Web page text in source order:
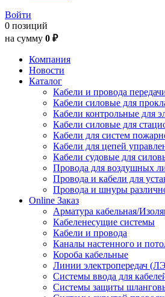
Войти
0 позиций
на сумму 0 ₽
Компания
Новости
Каталог
Кабели и провода
Кабели силовые для
Кабели контрольные для
Кабели силовые для
Кабели для систем
Кабели для цепей
Кабели судовые для
Провода для воздушных
Провода и кабели для
Провода и шнуры
Online Заказ
Арматура кабельная/
Кабеленесущие системы
Кабели и провода
Каналы настенного и
Короба кабельные
Линии электропередач
Системы ввода для
Системы защиты